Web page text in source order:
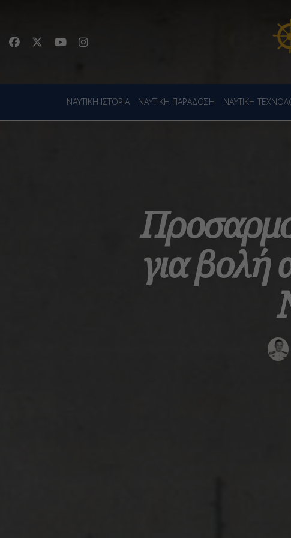
ΝΑΥΤΙΚΗ ΙΣΤΟΡΙΑ ΝΑΥΤΙΚΗ ΠΑΡΑΔΟΣΗ ΝΑΥΤΙΚΗ
για βολή